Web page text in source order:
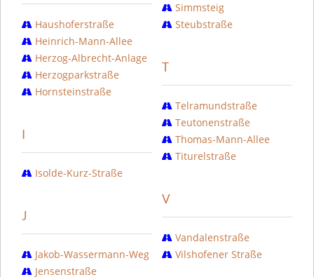
Haushoferstraße
Heinrich-Mann-Allee
Herzog-Albrecht-Anlage
Herzogparkstraße
Hornsteinstraße
I
Isolde-Kurz-Straße
J
Jakob-Wassermann-Weg
Jensenstraße
Simmsteig
Steubstraße
T
Telramundstraße
Teutonenstraße
Thomas-Mann-Allee
Titurelstraße
V
Vandalenstraße
Vilshofener Straße